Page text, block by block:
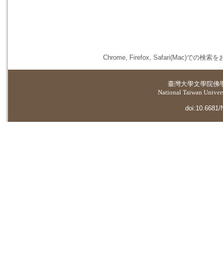
Chrome, Firefox, Safari(Mac)での検索を
臺灣大學文學院佛
National Taiwan
doi:10.6681/